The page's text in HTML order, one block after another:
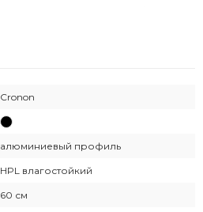
Cronon
алюминиевый профиль
HPL влагостойкий
60 см